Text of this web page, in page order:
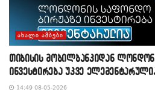
ᲐᲮᲐᲚᲘ ᲐᲛᲑᲔᲑᲘ
თიბისის მობილბანკიდან
ინვესტირება უკვე
14:49 08-05-2026